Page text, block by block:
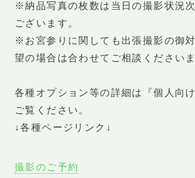
※納品写真の枚数は当日の撮影状況
ございます。
※お宮参りに関しても出張撮影の御
望の場合は合わせてご相談くださいま
各種オプション等の詳細は『個人向
ご覧ください。
↓各種ページリンク↓
撮影のご予約